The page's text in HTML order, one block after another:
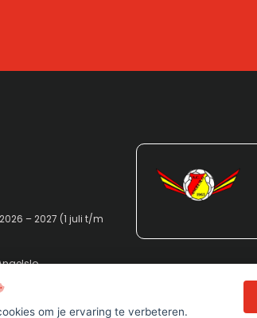
– 2027 (1 juli t/m
om je ervaring te verbeteren.